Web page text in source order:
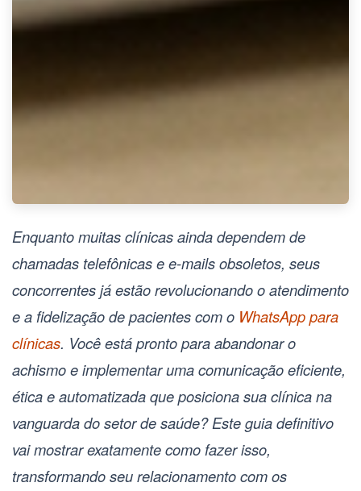
Enquanto muitas clínicas ainda dependem de
chamadas telefônicas e e-mails obsoletos, seus
concorrentes já estão revolucionando o atendimento
e a fidelização de pacientes com o WhatsApp para
clínicas. Você está pronto para abandonar o
achismo e implementar uma comunicação eficiente,
ética e automatizada que posiciona sua clínica na
vanguarda do setor de saúde? Este guia definitivo
vai mostrar exatamente como fazer isso,
transformando seu relacionamento com os